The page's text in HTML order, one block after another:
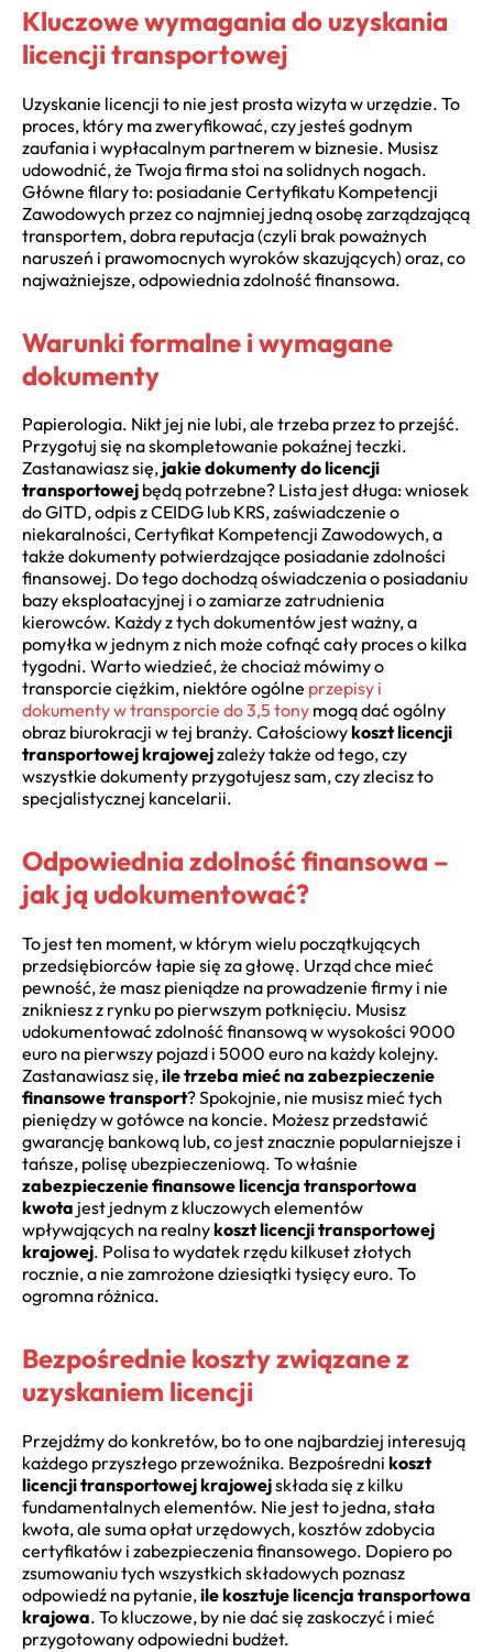
Kluczowe wymagania do uzyskania
licencji transportowej
Uzyskanie licencji to nie jest prosta wizyta w urzędzie. To
proces, który ma zweryfikować, czy jesteś godnym
zaufania i wypłacalnym partnerem w biznesie. Musisz
udowodnić, że Twoja firma stoi na solidnych nogach.
Główne filary to: posiadanie Certyfikatu Kompetencji
Zawodowych przez co najmniej jedną osobę zarządzającą
transportem, dobra reputacja (czyli brak poważnych
naruszeń i prawomocnych wyroków skazujących) oraz, co
najważniejsze, odpowiednia zdolność finansowa.
Warunki formalne i wymagane
dokumenty
Papierologia. Nikt jej nie lubi, ale trzeba przez to przejść.
Przygotuj się na skompletowanie pokaźnej teczki.
Zastanawiasz się, jakie dokumenty do licencji
transportowej będą potrzebne? Lista jest długa: wniosek
do GITD, odpis z CEIDG lub KRS, zaświadczenie o
niekaralności, Certyfikat Kompetencji Zawodowych, a
także dokumenty potwierdzające posiadanie zdolności
finansowej. Do tego dochodzą oświadczenia o posiadaniu
bazy eksploatacyjnej i o zamiarze zatrudnienia
kierowców. Każdy z tych dokumentów jest ważny, a
pomyłka w jednym z nich może cofnąć cały proces o kilka
tygodni. Warto wiedzieć, że chociaż mówimy o
transporcie ciężkim, niektóre ogólne przepisy i
dokumenty w transporcie do 3,5 tony mogą dać ogólny
obraz biurokracji w tej branży. Całościowykoszt licencji
transportowej krajowejzależy także od tego, czy
wszystkie dokumenty przygotujesz sam, czy zlecisz to
specjalistycznej kancelarii.
Odpowiednia zdolność finansowa –
jak ją udokumentować?
To jest ten moment, w którym wielu początkujących
przedsiębiorców łapie się za głowę. Urząd chce mieć
pewność, że masz pieniądze na prowadzenie firmy i nie
znikniesz z rynku po pierwszym potknięciu. Musisz
udokumentować zdolność finansową w wysokości 9000
euro na pierwszy pojazd i 5000 euro na każdy kolejny.
Zastanawiasz się,ile trzeba mieć na zabezpieczenie
finansowe transport? Spokojnie, nie musisz mieć tych
pieniędzy w gotówce na koncie. Możesz przedstawić
gwarancję bankową lub, co jest znacznie popularniejsze i
tańsze, polisę ubezpieczeniową. To właśnie
zabezpieczenie finansowe licencja transportowa
kwota jest jednym z kluczowych elementów
wpływających na realnykoszt licencji transportowej
krajowej. Polisa to wydatek rzędu kilkuset złotych
rocznie, a nie zamrożone dziesiątki tysięcy euro. To
ogromna różnica.
Bezpośrednie koszty związane z
uzyskaniem licencji
Przejdźmy do konkretów, bo to one najbardziej interesują
każdego przyszłego przewoźnika. Bezpośredni koszt
licencji transportowej krajowejskłada się z kilku
fundamentalnych elementów. Nie jest to jedna, stała
kwota, ale suma opłat urzędowych, kosztów zdobycia
certyfikatów i zabezpieczenia finansowego. Dopiero po
zsumowaniu tych wszystkich składowych poznasz
odpowiedź na pytanie,ile kosztuje licencja transportowa
krajowa. To kluczowe, by nie dać się zaskoczyć i mieć
przygotowany odpowiedni budżet.